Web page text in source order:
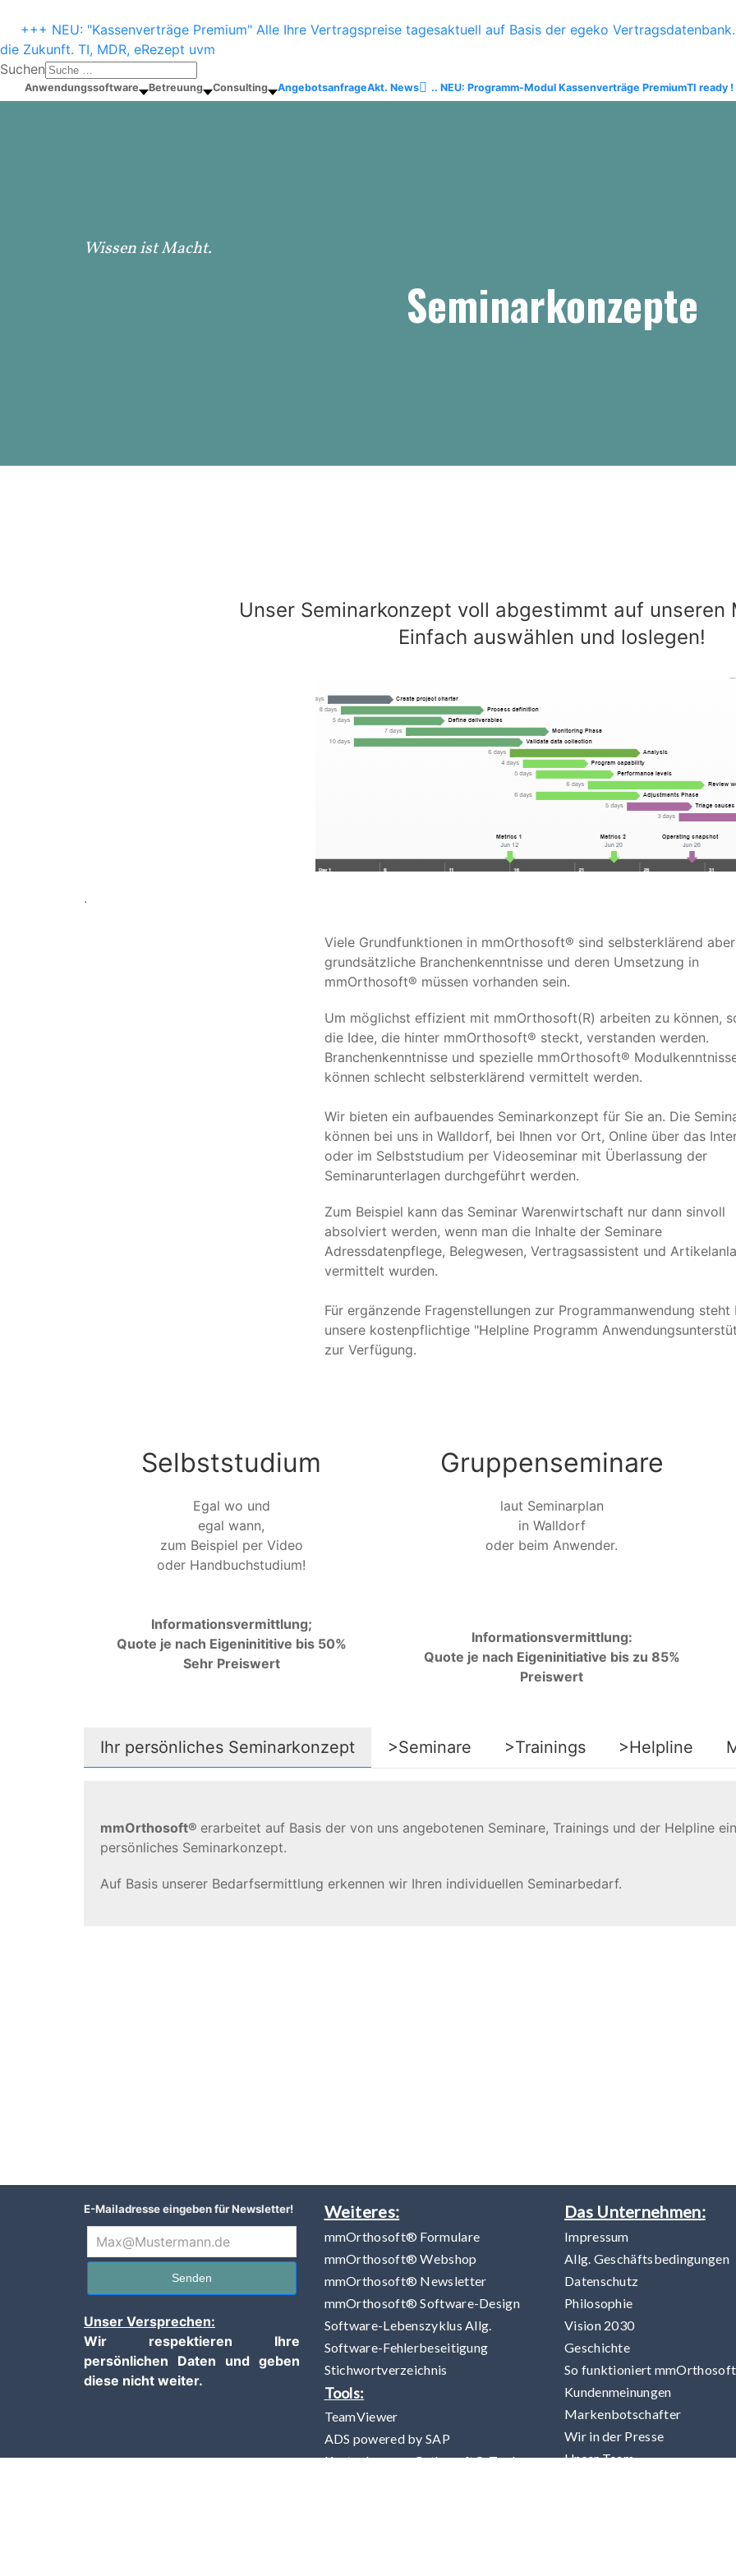
+++ NEU: "Kassenverträge Premium" Alle Ihre Vertragspreise tagesaktuell auf Basis der egeko
die Zukunft. TI, MDR, eRezept uvm
Suchen
Anwendungssoftware Betreuung Consulting AngebotsanfrageAkt. News .. NEU: Programm-Modul Kassenverträge PremiumTI ready !
Wissen ist Macht.
Seminarkonzepte
Unser Seminarkonzept voll abgestimmt auf unseren
Einfach auswählen und loslegen!
.
Viele Grundfunktionen in mmOrthosoft® sind selbsterklärend aber
grundsätzliche Branchenkenntnisse und deren Umsetzung in
mmOrthosoft® müssen vorhanden sein.
Um möglichst effizient mit mmOrthosoft(R) arbeiten zu können,
die Idee, die hinter mmOrthosoft® steckt, verstanden werden.
Branchenkenntnisse und spezielle mmOrthosoft®
können schlecht selbsterklärend vermittelt werden.
Wir bieten ein aufbauendes Seminarkonzept für Sie an. Die
können bei uns in Walldorf, bei Ihnen vor Ort, Online über das
oder im Selbststudium per Videoseminar mit Überlassung der
Seminarunterlagen durchgeführt werden.
Zum Beispiel kann das Seminar Warenwirtschaft nur dann sinvoll
absolviert werden, wenn man die Inhalte der Seminare
Adressdatenpflege, Belegwesen, Vertragsassistent und
vermittelt wurden.
Für ergänzende Fragenstellungen zur Programmanwendung steht
unsere kostenpflichtige "Helpline Programm
zur Verfügung.
Selbststudium
Egal wo und
egal wann,
zum Beispiel per Video
oder Handbuchstudium!
Informationsvermittlung;
Quote je nach Eigeninititive bis 50%
Sehr Preiswert
Gruppenseminare
laut Seminarplan
in Walldorf
oder beim Anwender.
Informationsvermittlung:
Quote je nach Eigeninitiative bis zu 85%
Preiswert
Ihr persönliches Seminarkonzept >Seminare >Trainings >Helpline
mmOrthosoft® erarbeitet auf Basis der von uns angebotenen Seminare, Trainings und der Helpline
persönliches Seminarkonzept.
Auf Basis unserer Bedarfsermittlung erkennen wir Ihren individuellen Seminarbedarf.
E-Mailadresse eingeben für Newsletter!
Senden
Unser Versprechen:
Wir respektieren Ihre
persönlichen Daten und geben
diese nicht weiter.
Weiteres:
mmOrthosoft® Formulare
mmOrthosoft® Webshop
mmOrthosoft® Newsletter
mmOrthosoft® Software-Design
Software-Lebenszyklus Allg.
Software-Fehlerbeseitigung
Stichwortverzeichnis
Tools:
TeamViewer
ADS powered by SAP
Kostenlose mmOrthosoft® Tools
Das Unternehmen:
Impressum
Allg. Geschäftsbedingungen
Datenschutz
Philosophie
Vision 2030
Geschichte
So funktioniert
Kundenmeinungen
Markenbotschafter
Wir in der Presse
Unser Team